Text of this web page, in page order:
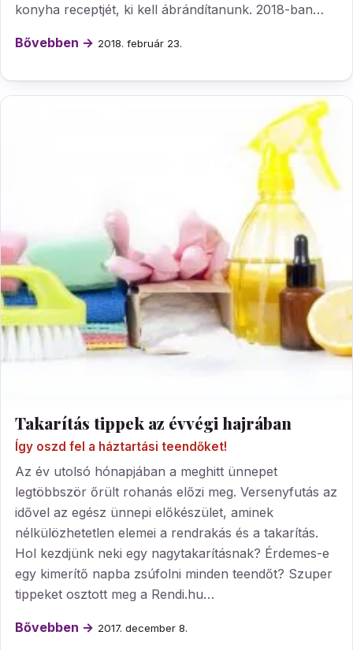
konyha receptjét, ki kell ábrándítanunk. 2018-ban…
Bővebben → 2018. február 23.
Takarítás tippek az évvégi hajrában
Így oszd fel a háztartási teendőket!
Az év utolsó hónapjában a meghitt ünnepet
legtöbbször őrült rohanás előzi meg. Versenyfutás az
idővel az egész ünnepi előkészület, aminek
nélkülözhetetlen elemei a rendrakás és a takarítás.
Hol kezdjünk neki egy nagytakarításnak? Érdemes-e
egy kimerítő napba zsúfolni minden teendőt? Szuper
tippeket osztott meg a Rendi.hu…
Bővebben → 2017. december 8.